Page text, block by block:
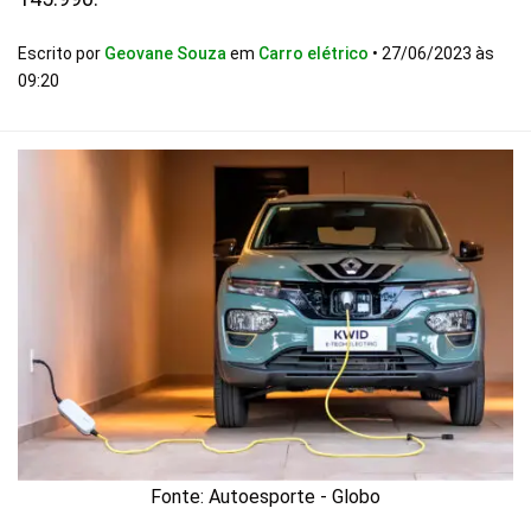
Escrito por Geovane Souza em Carro elétrico • 27/06/2023 às
09:20
Fonte: Autoesporte - Globo